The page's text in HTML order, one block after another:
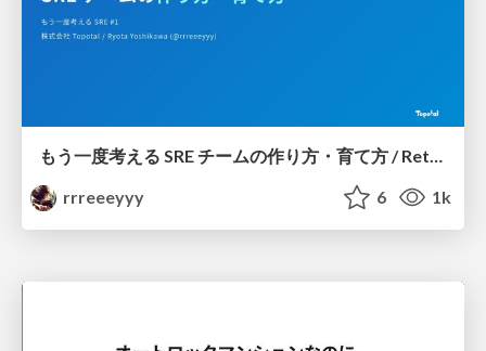
rrreeeyyy
6 1k